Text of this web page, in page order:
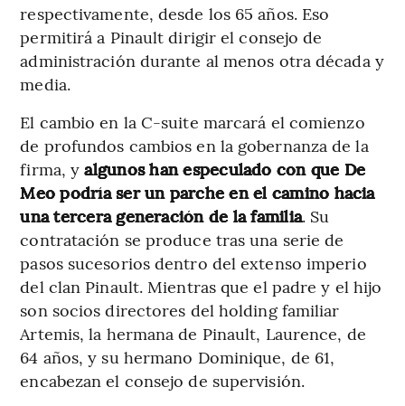
respectivamente, desde los 65 años. Eso
permitirá a Pinault dirigir el consejo de
administración durante al menos otra década y
media.
El cambio en la C-suite marcará el comienzo
de profundos cambios en la gobernanza de la
firma, y algunos han especulado con que De
Meo podría ser un parche en el camino hacia
una tercera generación de la familia. Su
contratación se produce tras una serie de
pasos sucesorios dentro del extenso imperio
del clan Pinault. Mientras que el padre y el hijo
son socios directores del holding familiar
Artemis, la hermana de Pinault, Laurence, de
64 años, y su hermano Dominique, de 61,
encabezan el consejo de supervisión.